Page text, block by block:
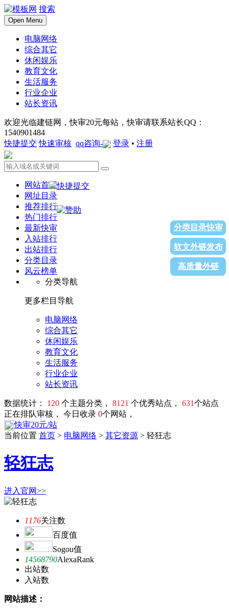
搜索
Open Menu
电脑网络
综合其它
休闲娱乐
教育文化
生活服务
行业企业
站长资讯
欢迎光临建链网，快审20元每站，快审请联系站长QQ：
1540901484
快捷提交 快速审核 qq咨询- 登录 • 注册
网站首页
网址目录
推荐排行
热门排行
最新快审
入站排行
出站排行
分类目录
风云榜单
分类导航
更多栏目导航
电脑网络
综合其它
休闲娱乐
教育文化
生活服务
行业企业
站长资讯
数据统计： 120 个主题分类， 8121 个优秀站点， 631个站点
正在排队审核， 今日收录 0个网站，
快审20元/站
分类目录快审
软文外链发布
高质量外链
当前位置 首页 > 电脑网络 > 其它资源 > 轻狂志
轻狂志
进入官网>>
1176关注数
百度值
Sogou值
14568790AlexaRank
出站数
入站数
网站描述：